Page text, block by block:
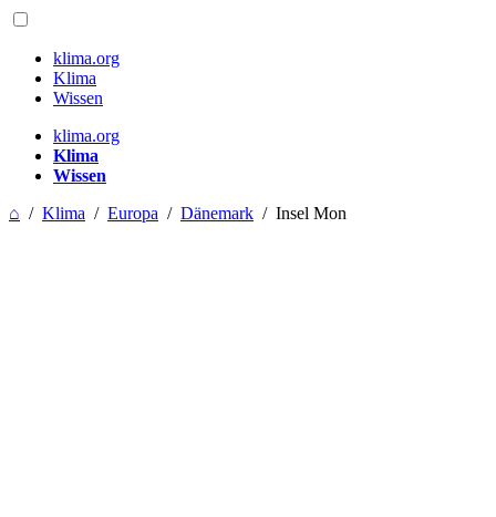
klima.org
Klima
Wissen
klima.org
Klima
Wissen
⌂ / Klima / Europa / Dänemark / Insel Mon